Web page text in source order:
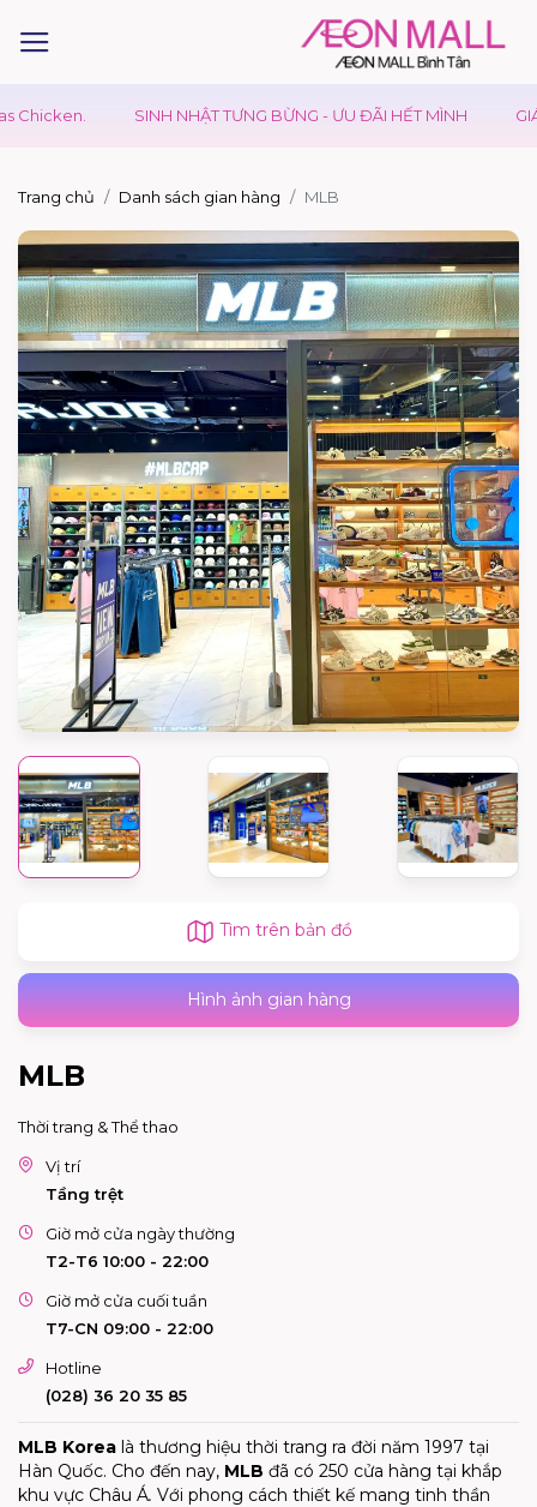
SINH NHẬT TƯNG BỪNG - ƯU ĐÃI HẾT MÌNH GIÁ TRỊ
Trang chủ Danh sách gian hàng MLB
Tìm trên bản đồ
Hình ảnh gian hàng
MLB
Thời trang & Thể thao
Vị trí
Tầng trệt
Giờ mở cửa ngày thường
T2-T6 10:00 - 22:00
Giờ mở cửa cuối tuần
T7-CN 09:00 - 22:00
Hotline
(028) 36 20 35 85
MLB Korea là thương hiệu thời trang ra đời năm 1997 tại
Hàn Quốc. Cho đến nay, MLB đã có 250 cửa hàng tại khắp
khu vực Châu Á. Với phong cách thiết kế mang tinh thần